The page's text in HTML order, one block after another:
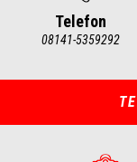
Telefon
08141-5359292
of